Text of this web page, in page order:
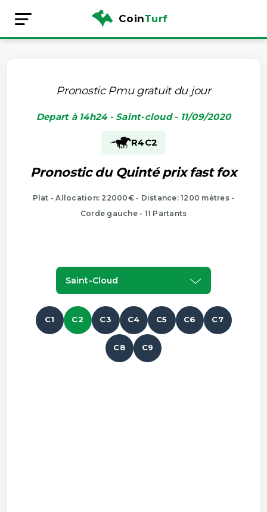
CoinTurf
Pronostic Pmu gratuit du jour
Depart à 14h24 - Saint-cloud - 11/09/2020
R4C2
Pronostic du Quinté prix fast fox
Plat - Allocation: 22000€ - Distance: 1200 mètres -
Corde gauche - 11 Partants
Saint-Cloud
C1 C2 C3 C4 C5 C6 C7
C8 C9